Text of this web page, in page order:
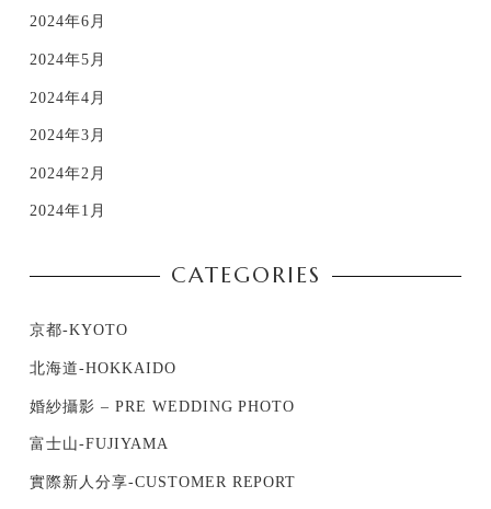
2024年6月
2024年5月
2024年4月
2024年3月
2024年2月
2024年1月
CATEGORIES
京都-KYOTO
北海道-HOKKAIDO
婚紗攝影 – PRE WEDDING PHOTO
富士山-FUJIYAMA
實際新人分享-CUSTOMER REPORT